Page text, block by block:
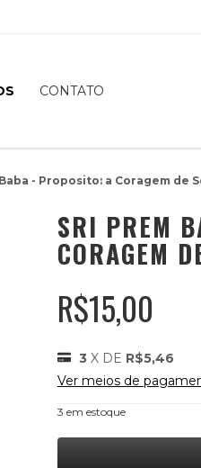
CONTATO
- Proposito: a Coragem de
SRI PREM
CORAGEM
R$15,00
3 X DE R$5,46
Ver meios de
3 em estoque